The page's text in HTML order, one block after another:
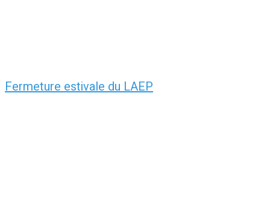
Fermeture estivale du LAEP